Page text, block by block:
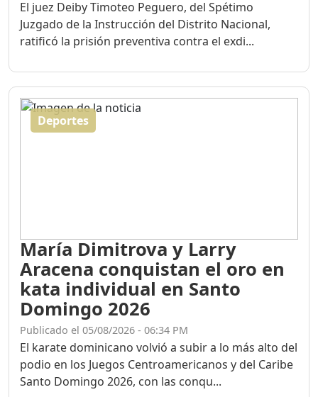
El juez Deiby Timoteo Peguero, del Spétimo
Juzgado de la Instrucción del Distrito Nacional,
ratificó la prisión preventiva contra el exdi...
Deportes
María Dimitrova y Larry
Aracena conquistan el oro en
kata individual en Santo
Domingo 2026
Publicado el 05/08/2026 - 06:34 PM
El karate dominicano volvió a subir a lo más alto del
podio en los Juegos Centroamericanos y del Caribe
Santo Domingo 2026, con las conqu...